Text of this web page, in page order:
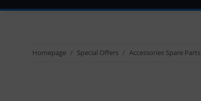
Homepage Special Offers Accessories Spare Parts